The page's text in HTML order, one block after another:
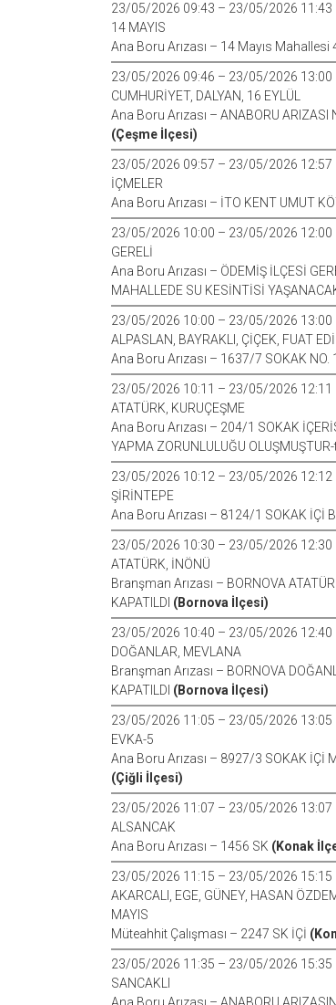
23/05/2026 09:43 – 23/05/2026 11:43
14 MAYIS
Ana Boru Arızası – 14 Mayıs
23/05/2026 09:46 – 23/05/2026 13:00
CUMHURİYET, DALYAN, 16 EYLÜL
Ana Boru Arızası – ANABORU
(Çeşme İlçesi)
23/05/2026 09:57 – 23/05/2026 12:57
İÇMELER
Ana Boru Arızası – İTO KENT UMUT
23/05/2026 10:00 – 23/05/2026 12:00
GERELİ
Ana Boru Arızası – ÖDEMİŞ İLÇESİ
MAHALLEDE SU KESİNTİSİ
23/05/2026 10:00 – 23/05/2026 13:00
ALPASLAN, BAYRAKLI, ÇİÇEK, FUAT
Ana Boru Arızası – 1637/7 SOKAK NO.
23/05/2026 10:11 – 23/05/2026 12:11
ATATÜRK, KURUÇEŞME
Ana Boru Arızası – 204/1 SOKAK
YAPMA ZORUNLULUĞU
23/05/2026 10:12 – 23/05/2026 12:12
ŞİRİNTEPE
Ana Boru Arızası – 8124/1 SOKAK İÇİ
23/05/2026 10:30 – 23/05/2026 12:30
ATATÜRK, İNÖNÜ
Branşman Arızası – BORNOVA
KAPATILDI (Bornova İlçesi)
23/05/2026 10:40 – 23/05/2026 12:40
DOĞANLAR, MEVLANA
Branşman Arızası – BORNOVA
KAPATILDI (Bornova İlçesi)
23/05/2026 11:05 – 23/05/2026 13:05
EVKA-5
Ana Boru Arızası – 8927/3 SOKAK İÇİ
(Çiğli İlçesi)
23/05/2026 11:07 – 23/05/2026 13:07
ALSANCAK
Ana Boru Arızası – 1456 SK (Konak
23/05/2026 11:15 – 23/05/2026 15:15
AKARCALI, EGE, GÜNEY, HASAN
MAYIS
Müteahhit Çalışması – 2247 SK İÇİ
23/05/2026 11:35 – 23/05/2026 15:35
SANCAKLI